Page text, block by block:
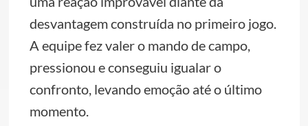
desvantagem construída no primeiro jogo.
A equipe fez valer o mando de campo,
pressionou e conseguiu igualar o
confronto, levando emoção até o último
momento.